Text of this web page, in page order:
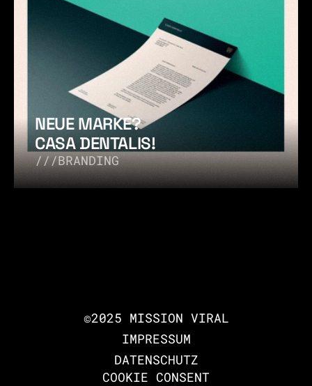
NEUE MARKE?
CASA DENTALIS!
///BRANDING
MISSION VIRAL
©2025 MISSION VIRAL
IMPRESSUM
DATENSCHUTZ
COOKIE CONSENT